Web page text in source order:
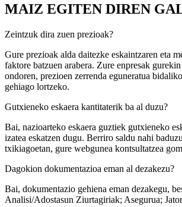
MAIZ EGITEN DIREN
Zeintzuk dira zuen prezioak?
Gure prezioak alda daitezke eskaintzaren eta
faktore batzuen arabera. Zure enpresak
ondoren, prezioen zerrenda eguneratua
gehiago lortzeko.
Gutxieneko eskaera kantitaterik ba al duzu?
Bai, nazioarteko eskaera guztiek gutxieneko
izatea eskatzen dugu. Berriro saldu nahi
txikiagoetan, gure webgunea kontsultatzea
Dagokion dokumentazioa eman al dezakezu?
Bai, dokumentazio gehiena eman dezakegu,
Analisi/Adostasun Ziurtagiriak; Asegurua;